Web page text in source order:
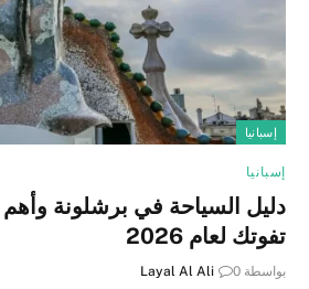
إسبانيا
إسبانيا
دليل السياحة في برشلونة وأهم
تفوتك لعام 2026
بواسطة Layal Al Ali 0